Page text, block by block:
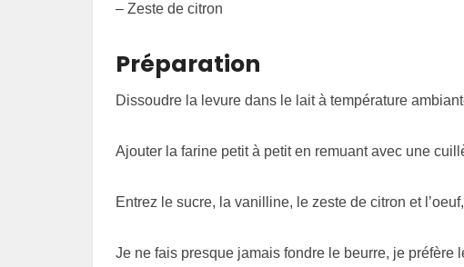
– Zeste de citron
Préparation
Dissoudre la levure dans le lait à température
Ajouter la farine petit à petit en remuant avec une
Entrez le sucre, la vanilline, le zeste de citron et
Je ne fais presque jamais fondre le beurre, je préfère